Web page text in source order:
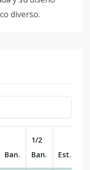
diverso.
Ban.
1/2
Ban.
Est.